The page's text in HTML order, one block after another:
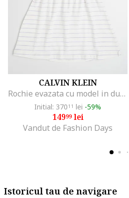
CALVIN KLEIN
Rochie evazata cu model in dungi, Alb fildes/Lila
Initial: 37011 lei -59%
14999lei
Vandut de Fashion Days
Istoricul tau de navigare